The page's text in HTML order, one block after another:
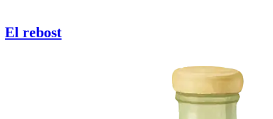
El rebost